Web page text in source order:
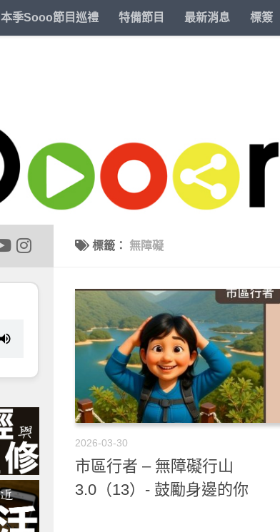
本季Sooo節目巡禮 特備節目 最新消息 標簽
標籤： 無障礙
2026-03-30
市區行者 – 無障礙行山
3.0（13）- 鼓勵身邊的你